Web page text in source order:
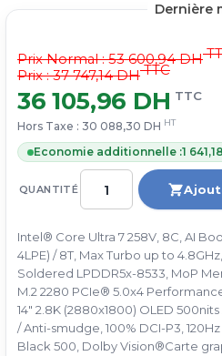
QUANTITÉ
Prix Normal :53 600,94 DH
Prix : 37 747,14 DHTTC
36 105,96 DH TTC
Hors Taxe : 30 088,30 DH HT
Economie additionnelle :1
Intel® Core Ultra 7 258V, 8C, AI
4LPE) / 8T, Max Turbo up to
Soldered LPDDR5x-8533, MoP
M.2 2280 PCIe® 5.0x4
14" 2.8K (2880x1800) OLED
/ Anti-smudge, 100% DCI-P3,
Black 500, Dolby Vision®Carte
Dernière